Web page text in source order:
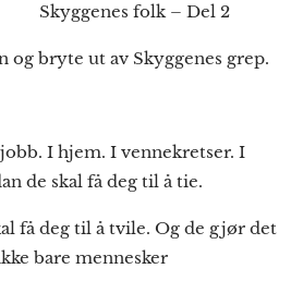
folk – Del 2
og bryte ut av Skyggenes grep.
I hjem. I vennekretser. I
de skal få deg til å tie.
få deg til å tvile. Og de gjør det
bare mennesker